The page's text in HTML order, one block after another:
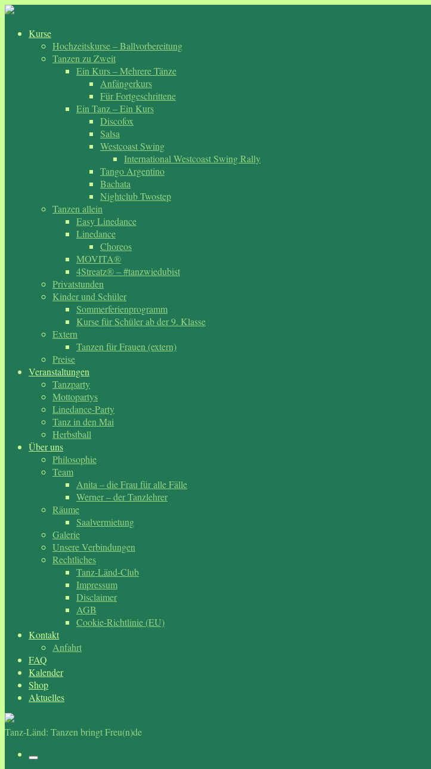
Zum
springenKurse
Hochzeitskurse – Ballvorbereitung
Tanzen zu Zweit
Ein Kurs – Mehrere Tänze
Anfängerkurs
Für Fortgeschrittene
Ein Tanz – Ein Kurs
Discofox
Salsa
Westcoast Swing
International Westcoast Swing Rally
Tango Argentino
Bachata
Nightclub Twostep
Tanzen allein
Easy Linedance
Linedance
Choreos
MOVITA®
4Streatz® – #tanzwiedubist
Privatstunden
Kinder und Schüler
Sommerferienprogramm
Kurse für Schüler ab der 9. Klasse
Extern
Tanzen für Frauen (extern)
Preise
Veranstaltungen
Tanzparty
Mottopartys
Linedance-Party
Tanz in den Mai
Herbstball
Über uns
Philosophie
Team
Anita – die Frau für alle Fälle
Werner – der Tanzlehrer
Räume
Saalvermietung
Galerie
Unsere Verbindungen
Rechtliches
Tanz-Länd-Club
Impressum
Disclaimer
AGB
Cookie-Richtlinie (EU)
Kontakt
Anfahrt
FAQ
Kalender
Shop
Aktuelles
Tanz-Länd: Tanzen bringt Freu(n)de
Menü